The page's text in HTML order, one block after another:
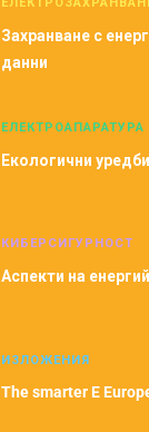
Захранване с
данни
ЕЛЕКТРОАПАРАТУРА
Екологични
КИБЕРСИГУРНОСТ
Аспекти на
ИЗЛОЖЕНИЯ
The smarter E